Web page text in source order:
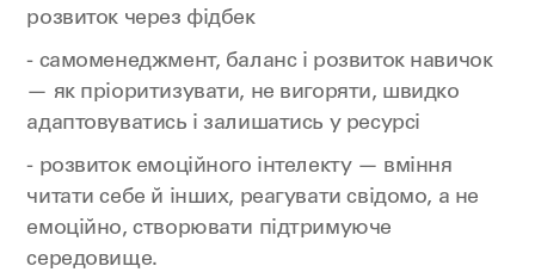
розвиток через фідбек
- самоменеджмент, баланс і розвиток навичок
— як пріоритизувати, не вигоряти, швидко
адаптовуватись і залишатись у ресурсі
- розвиток емоційного інтелекту — вміння
читати себе й інших, реагувати свідомо, а не
емоційно, створювати підтримуюче
середовище.